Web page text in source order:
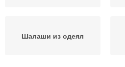
Шалаши из одеял